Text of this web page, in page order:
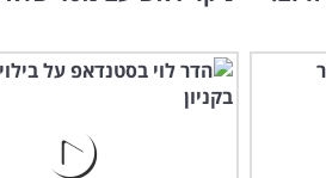
2:52
וחתולים לעולם לא